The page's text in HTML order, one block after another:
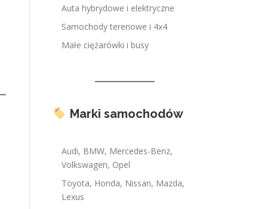
Auta hybrydowe i elektryczne
Samochody terenowe i 4x4
Małe ciężarówki i busy
Marki samochodów
Audi, BMW, Mercedes-Benz,
Volkswagen, Opel
Toyota, Honda, Nissan, Mazda,
Lexus